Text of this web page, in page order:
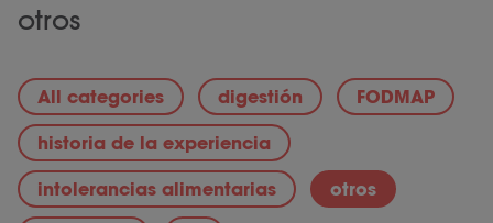
otros
All categories digestión FODMAP
historia de la experiencia
intolerancias alimentarias otros